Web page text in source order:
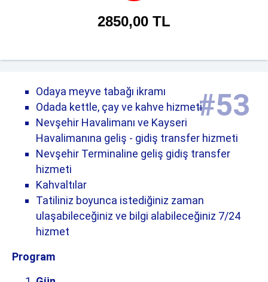
2850,00 TL
#53
Odaya meyve tabağı ikramı
Odada kettle, çay ve kahve hizmeti
Nevşehir Havalimanı ve Kayseri
Havalimanına geliş - gidiş transfer hizmeti
Nevşehir Terminaline geliş gidiş transfer
hizmeti
Kahvaltılar
Tatiliniz boyunca istediğiniz zaman
ulaşabileceğiniz ve bilgi alabileceğiniz 7/24
hizmet
Program